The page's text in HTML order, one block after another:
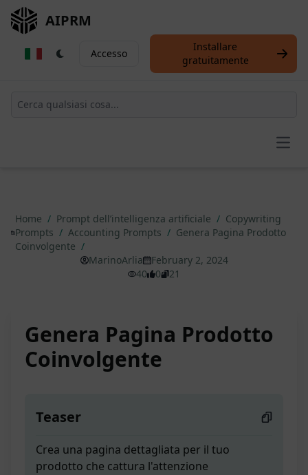
AIPRM
Accesso
Installare
gratuitamente
Home / Prompt dell’intelligenza artificiale / Copywriting
Prompts / Accounting Prompts / Genera Pagina Prodotto
Coinvolgente /
MarinoArlia
February 2, 2024
40
0 21
Genera Pagina Prodotto
Coinvolgente
Teaser
Crea una pagina dettagliata per il tuo
prodotto che cattura l'attenzione